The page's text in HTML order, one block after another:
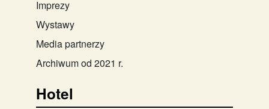
Imprezy
Wystawy
Media partnerzy
Archiwum od 2021 r.
Hotel